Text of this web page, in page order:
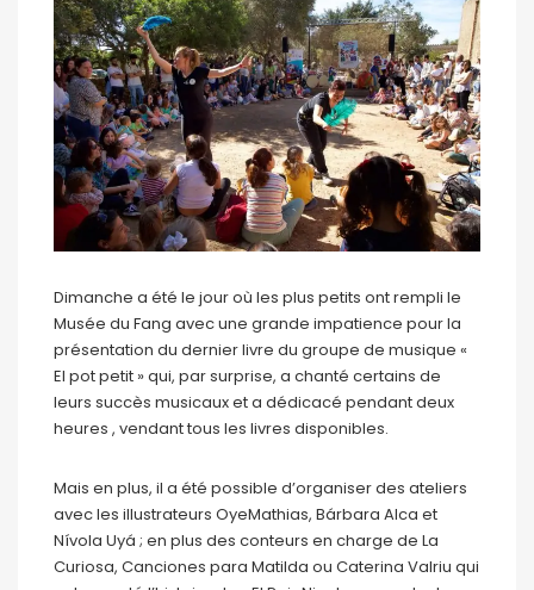
Dimanche a été le jour où les plus petits ont rempli le
Musée du Fang avec une grande impatience pour la
présentation du dernier livre du groupe de musique «
El pot petit » qui, par surprise, a chanté certains de
leurs succès musicaux et a dédicacé pendant deux
heures , vendant tous les livres disponibles.
Mais en plus, il a été possible d’organiser des ateliers
avec les illustrateurs OyeMathias, Bárbara Alca et
Nívola Uyá ; en plus des conteurs en charge de La
Curiosa, Canciones para Matilda ou Caterina Valriu qui